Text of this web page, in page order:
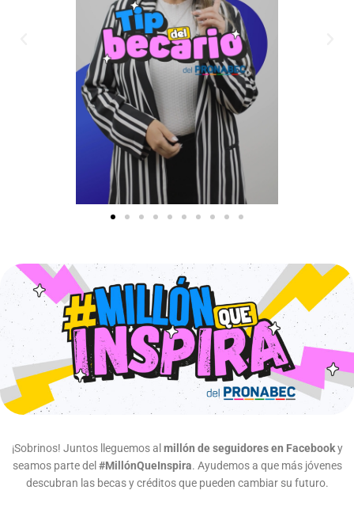
¡Sobrinos! Juntos lleguemos al millón de seguidores en Facebooky
seamos parte del #MillónQueInspira. Ayudemos a que más jóvenes
descubran las becas y créditos que pueden cambiar su futuro.